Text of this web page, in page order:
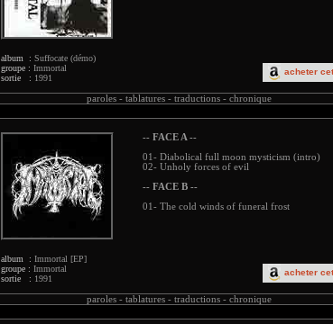
acheter
album : Suffocate (démo)
groupe : Immortal
sortie : 1991
paroles - tablatures - traductions - chronique
acheter
album : Immortal [EP]
groupe : Immortal
sortie : 1991
-- FACE A --
01- Diabolical full moon mysticism (intro)
02- Unholy forces of evil
-- FACE B --
01- The cold winds of funeral frost
paroles - tablatures - traductions - chronique